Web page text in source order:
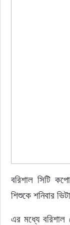
বরিশাল সিটি
শিশুকে শনিবার
এর মধ্যে